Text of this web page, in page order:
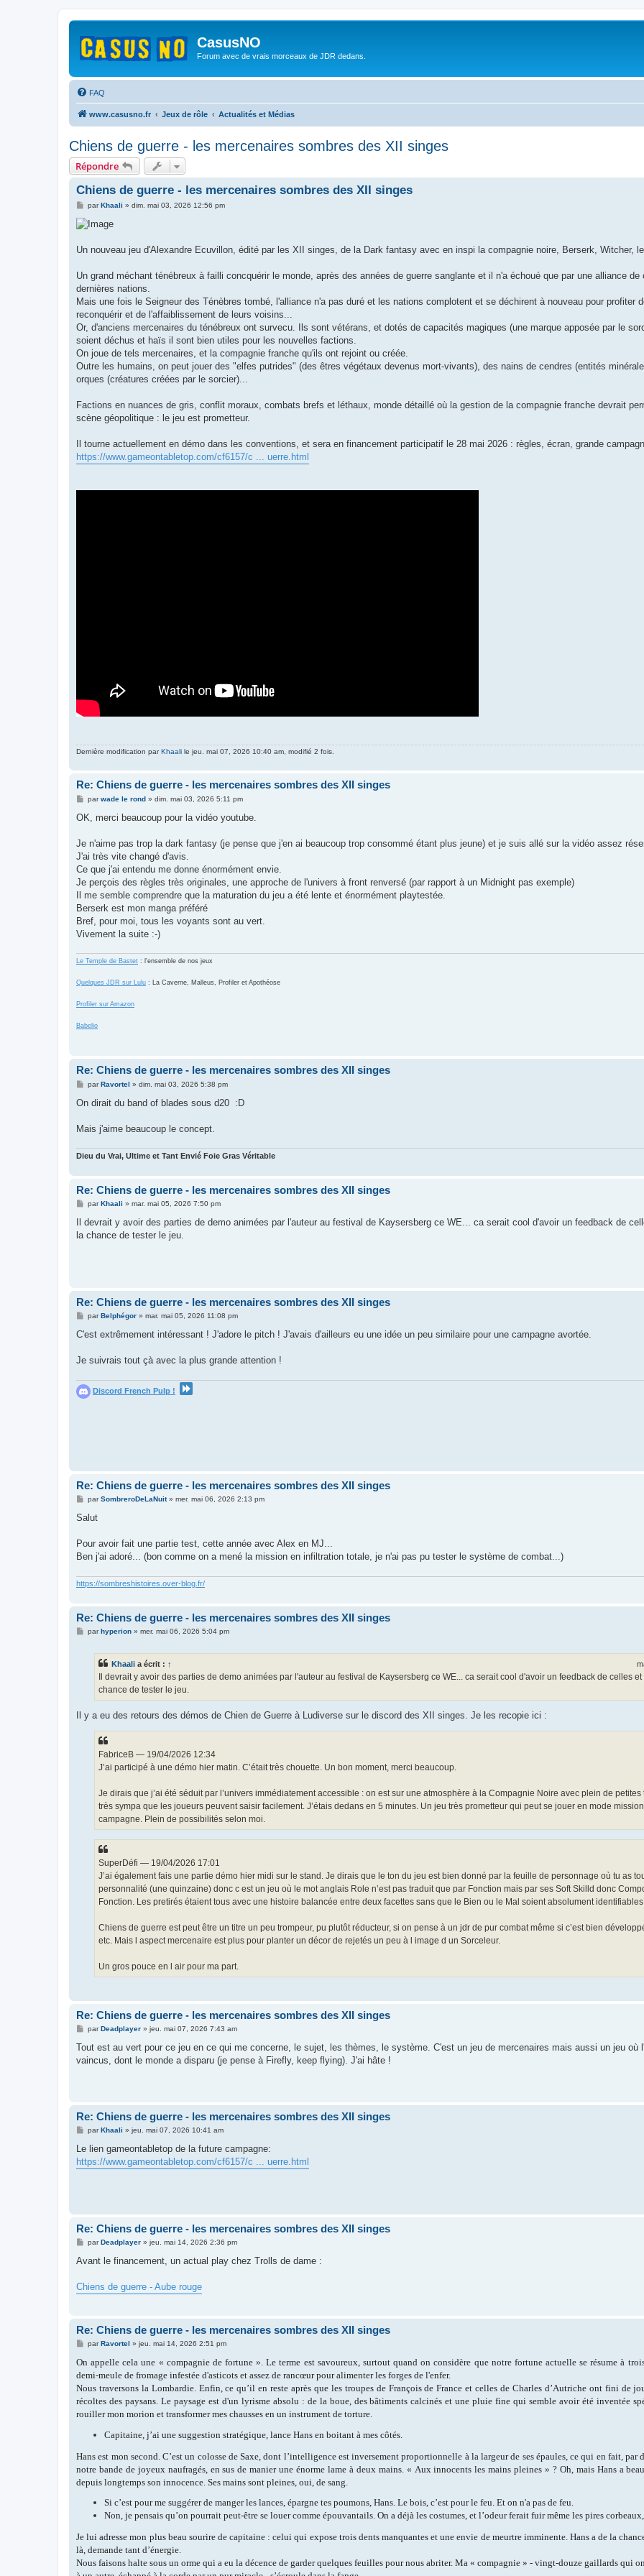
CasusNO
Forum avec de vrais morceaux de JDR dedans.
FAQ
www.casusno.fr Jeux de rôle Actualités et Médias
Chiens de guerre - les mercenaires sombres des XII singes
Répondre
Chiens de guerre - les mercenaires sombres des XII singes
M
s
s
g
parKhaali » dim. mai 03, 2026 12:56 pm
Un nouveau jeu d'Alexandre Ecuvillon, édité par les XII singes, de la Dark fantasy avec en inspi la compagnie noire, Berserk, Witcher,
Un grand méchant ténébreux à failli concquérir le monde, après des années de guerre sanglante et il n'a échoué que par une alliance de
dernières nations.
Mais une fois le Seigneur des Ténèbres tombé, l'alliance n'a pas duré et les nations complotent et se déchirent à nouveau pour profiter
reconquérir et de l'affaiblissement de leurs voisins...
Or, d'anciens mercenaires du ténébreux ont survecu. Ils sont vétérans, et dotés de capacités magiques (une marque apposée par le
soient déchus et haïs il sont bien utiles pour les nouvelles factions.
On joue de tels mercenaires, et la compagnie franche qu'ils ont rejoint ou créée.
Outre les humains, on peut jouer des "elfes putrides" (des êtres végétaux devenus mort-vivants), des nains de cendres (entités
orques (créatures créées par le sorcier)...
Factions en nuances de gris, conflit moraux, combats brefs et léthaux, monde détaillé où la gestion de la compagnie franche devrait
scène géopolitique : le jeu est prometteur.
Il tourne actuellement en démo dans les conventions, et sera en financement participatif le 28 mai 2026 : règles, écran, grande
https://www.gameontabletop.com/cf6157/c ... uerre.html
Dernière modification parKhaali le jeu. mai 07, 2026 10:40 am, modifié 2 fois.
Re: Chiens de guerre - les mercenaires sombres des XII singes
M
s
g
parwade le rond» dim. mai 03, 2026 5:11 pm
OK, merci beaucoup pour la vidéo youtube.
Je n'aime pas trop la dark fantasy (je pense que j'en ai beaucoup trop consommé étant plus jeune) et je suis allé sur la vidéo assez
J'ai très vite changé d'avis.
Ce que j'ai entendu me donne énormément envie.
Je perçois des règles très originales, une approche de l'univers à front renversé (par rapport à un Midnight pas exemple)
Il me semble comprendre que la maturation du jeu a été lente et énormément playtestée.
Berserk est mon manga préféré
Bref, pour moi, tous les voyants sont au vert.
Vivement la suite :-)
Le Temple de Bastet : l'ensemble de nos jeux
Quelques JDR sur Lulu : La Caverne, Malleus, Profiler et Apothéose
Profiler sur Amazon
Babelio
Re: Chiens de guerre - les mercenaires sombres des XII singes
M
s
g
parRavortel » dim. mai 03, 2026 5:38 pm
On dirait du band of blades sous d20 :D
Mais j'aime beaucoup le concept.
Dieu du Vrai, Ultime et Tant Envié Foie Gras Véritable
Re: Chiens de guerre - les mercenaires sombres des XII singes
M
s
a
parKhaali » mar. mai 05, 2026 7:50 pm
Il devrait y avoir des parties de demo animées par l'auteur au festival de Kaysersberg ce WE... ca serait cool d'avoir un feedback de
la chance de tester le jeu.
Re: Chiens de guerre - les mercenaires sombres des XII singes
M
s
g
parBelphégor» mar. mai 05, 2026 11:08 pm
C'est extrêmement intéressant ! J'adore le pitch ! J'avais d'ailleurs eu une idée un peu similaire pour une campagne avortée.
Je suivrais tout çà avec la plus grande attention !
Discord French Pulp !
Re: Chiens de guerre - les mercenaires sombres des XII singes
M
s
g
parSombreroDeLaNuit» mer. mai 06, 2026 2:13 pm
Salut
Pour avoir fait une partie test, cette année avec Alex en MJ...
Ben j'ai adoré... (bon comme on a mené la mission en infiltration totale, je n'ai pas pu tester le système de combat...)
https://sombreshistoires.over-blog.fr/
Re: Chiens de guerre - les mercenaires sombres des XII singes
Mparhyperion» mer. mai 06, 2026 5:04 pm
Khaali a écrit : ↑
Il devrait y avoir des parties de demo animées par l'auteur au festival de Kaysersberg ce WE... ca serait cool d'avoir un feedback de celles
chance de tester le jeu.
Il y a eu des retours des démos de Chien de Guerre à Ludiverse sur le discord des XII singes. Je les recopie ici :
FabriceB — 19/04/2026 12:34
J’ai participé à une démo hier matin. C’était très chouette. Un bon moment, merci beaucoup.
Je dirais que j’ai été séduit par l’univers immédiatement accessible : on est sur une atmosphère à la Compagnie Noire avec plein de
très sympa que les joueurs peuvent saisir facilement. J’étais dedans en 5 minutes. Un jeu très prometteur qui peut se jouer en mode
campagne. Plein de possibilités selon moi.
SuperDéfi — 19/04/2026 17:01
J’ai également fais une partie démo hier midi sur le stand. Je dirais que le ton du jeu est bien donné par la feuille de personnage où tu as
personnalité (une quinzaine) donc c est un jeu où le mot anglais Role n’est pas traduit que par Fonction mais par ses Soft Skilld donc
Fonction. Les pretirés étaient tous avec une histoire balancée entre deux facettes sans que le Bien ou le Mal soient absolument identifiables.
Chiens de guerre est peut être un titre un peu trompeur, pu plutôt réducteur, si on pense à un jdr de pur combat même si c’est bien
etc. Mais l aspect mercenaire est plus pour planter un décor de rejetés un peu à l image d un Sorceleur.
Un gros pouce en l air pour ma part.
Re: Chiens de guerre - les mercenaires sombres des XII singes
M
s
a
par Deadplayer» jeu. mai 07, 2026 7:43 am
Tout est au vert pour ce jeu en ce qui me concerne, le sujet, les thèmes, le système. C'est un jeu de mercenaires mais aussi un jeu où
vaincus, dont le monde a disparu (je pense à Firefly, keep flying). J'ai hâte !
Re: Chiens de guerre - les mercenaires sombres des XII singes
M
s
a
par Khaali » jeu. mai 07, 2026 10:41 am
Le lien gameontabletop de la future campagne:
https://www.gameontabletop.com/cf6157/c ... uerre.html
Re: Chiens de guerre - les mercenaires sombres des XII singes
M
s
g
e
par Deadplayer» jeu. mai 14, 2026 2:36 pm
Avant le financement, un actual play chez Trolls de dame :
Chiens de guerre - Aube rouge
Re: Chiens de guerre - les mercenaires sombres des XII singes
M
s
a
g
par Ravortel » jeu. mai 14, 2026 2:51 pm
On appelle cela une « compagnie de fortune ». Le terme est savoureux, surtout quand on considère que notre fortune actuelle se résume à
demi-meule de fromage infestée d'asticots et assez de rancœur pour alimenter les forges de l'enfer.
Nous traversons la Lombardie. Enfin, ce qu’il en reste après que les troupes de François de France et celles de Charles d’Autriche ont fini de
récoltes des paysans. Le paysage est d'un lyrisme absolu : de la boue, des bâtiments calcinés et une pluie fine qui semble avoir été inventée
rouiller mon morion et transformer mes chausses en un instrument de torture.
Capitaine, j’ai une suggestion stratégique, lance Hans en boitant à mes côtés.
Hans est mon second. C’est un colosse de Saxe, dont l’intelligence est inversement proportionnelle à la largeur de ses épaules, ce qui en fait, par
notre bande de joyeux naufragés, en sus de manier une énorme lame à deux mains. « Aux innocents les mains pleines » ? Oh, mais Hans a
depuis longtemps son innocence. Ses mains sont pleines, oui, de sang.
Si c’est pour me suggérer de manger les lances, épargne tes poumons, Hans. Le bois, c’est pour le feu. Et on n'a pas de feu.
Non, je pensais qu’on pourrait peut-être se louer comme épouvantails. On a déjà les costumes, et l’odeur ferait fuir même les pires
Je lui adresse mon plus beau sourire de capitaine : celui qui expose trois dents manquantes et une envie de meurtre imminente. Hans a de la
là, demande tant d’énergie.
Nous faisons halte sous un orme qui a eu la décence de garder quelques feuilles pour nous abriter. Ma « compagnie » - vingt-douze gaillards qui